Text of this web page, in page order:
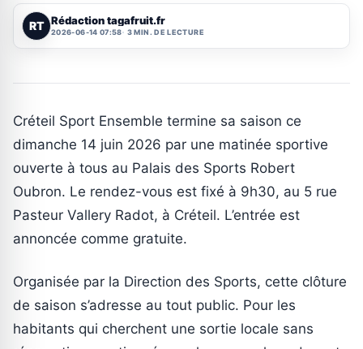
RT Rédaction tagafruit.fr
2026-06-14 07:58 3 MIN. DE LECTURE
Créteil Sport Ensemble termine sa saison ce
dimanche 14 juin 2026 par une matinée sportive
ouverte à tous au Palais des Sports Robert
Oubron. Le rendez-vous est fixé à 9h30, au 5 rue
Pasteur Vallery Radot, à Créteil. L’entrée est
annoncée comme gratuite.
Organisée par la Direction des Sports, cette clôture
de saison s’adresse au tout public. Pour les
habitants qui cherchent une sortie locale sans